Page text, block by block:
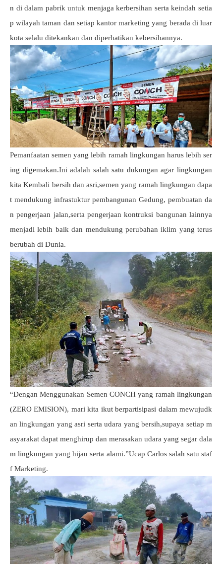
n di dalam pabrik untuk menjaga kerbersihan serta keindah setia
p wilayah taman dan setiap kantor marketing yang berada di luar
kota selalu ditekankan dan diperhatikan kebersihannya.
Pemanfaatan semen yang lebih ramah lingkungan harus lebih ser
ing digemakan.Ini adalah salah satu dukungan agar lingkungan
kita Kembali bersih dan asri,semen yang ramah lingkungan dapa
t mendukung infrastuktur pembangunan Gedung, pembuatan da
n pengerjaan jalan,serta pengerjaan kontruksi bangunan lainnya
menjadi lebih baik dan mendukung perubahan iklim yang terus
berubah di Dunia.
“Dengan Menggunakan Semen CONCH yang ramah lingkungan
(ZERO EMISION), mari kita ikut berpartisipasi dalam mewujudk
an lingkungan yang asri serta udara yang bersih,supaya setiap m
asyarakat dapat menghirup dan merasakan udara yang segar dala
m lingkungan yang hijau serta alami.”Ucap Carlos salah satu staf
f Marketing.